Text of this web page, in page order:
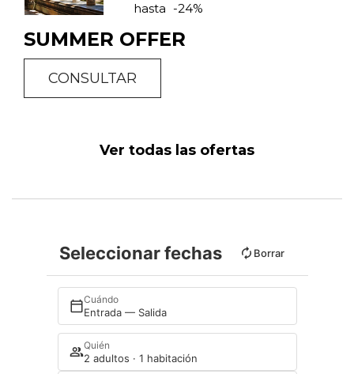
hasta -24%
SUMMER OFFER
CONSULTAR
Ver todas las ofertas
Seleccionar fechas Borrar
Cuándo
Entrada — Salida
Quién
2 adultos · 1 habitación